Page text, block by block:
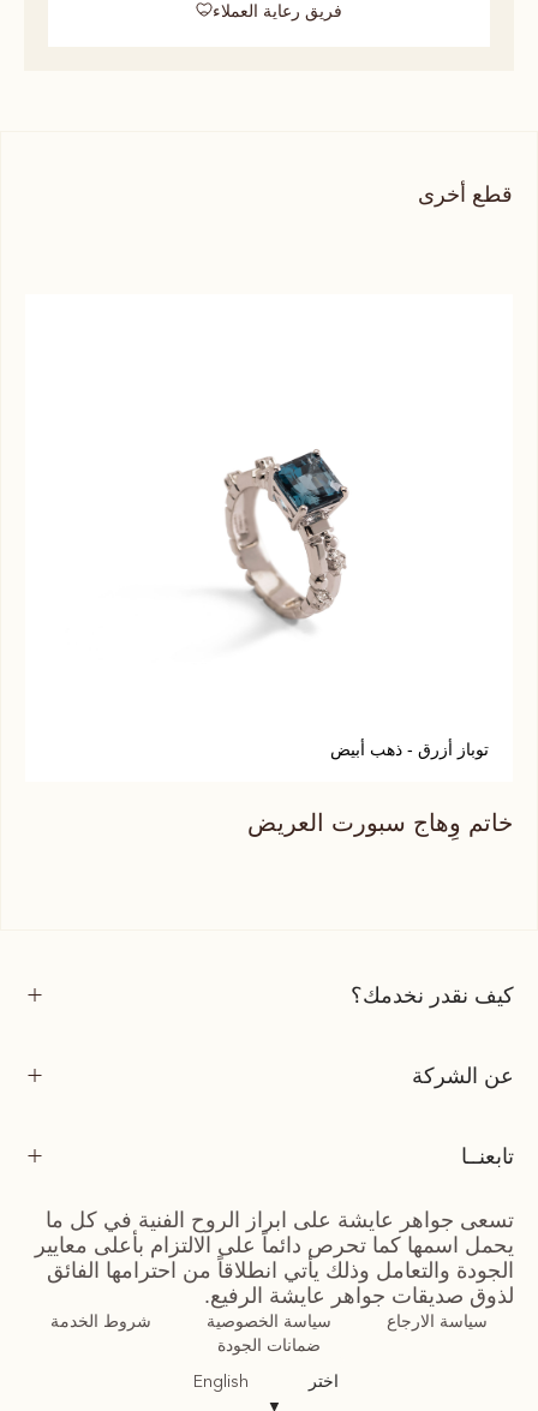
فريق رعاية العملاء
قطع أخرى
توباز أزرق - ذهب أبيض
خاتم وِهاج سبورت العريض
كيف نقدر نخدمك؟
عن الشركة
تابعنــا
تسعى جواهر عايشة على ابراز الروح الفنية في كل ما
يحمل اسمها كما تحرص دائماً على الالتزام بأعلى معايير
الجودة والتعامل وذلك يأتي انطلاقاً من احترامها الفائق
لذوق صديقات جواهر عايشة الرفيع.
سياسة الارجاع سياسة الخصوصية
شروط الخدمة
ضمانات الجودة
اختر
▼
English